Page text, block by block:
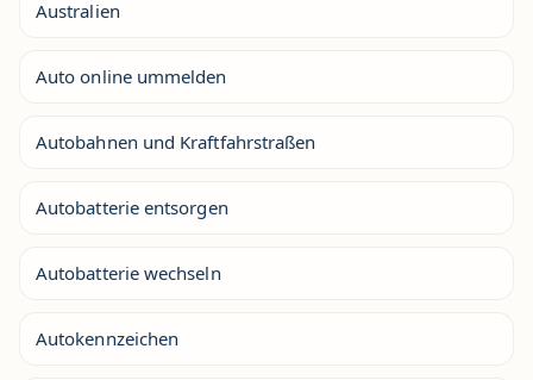
Australien
Auto online ummelden
Autobahnen und Kraftfahrstraßen
Autobatterie entsorgen
Autobatterie wechseln
Autokennzeichen